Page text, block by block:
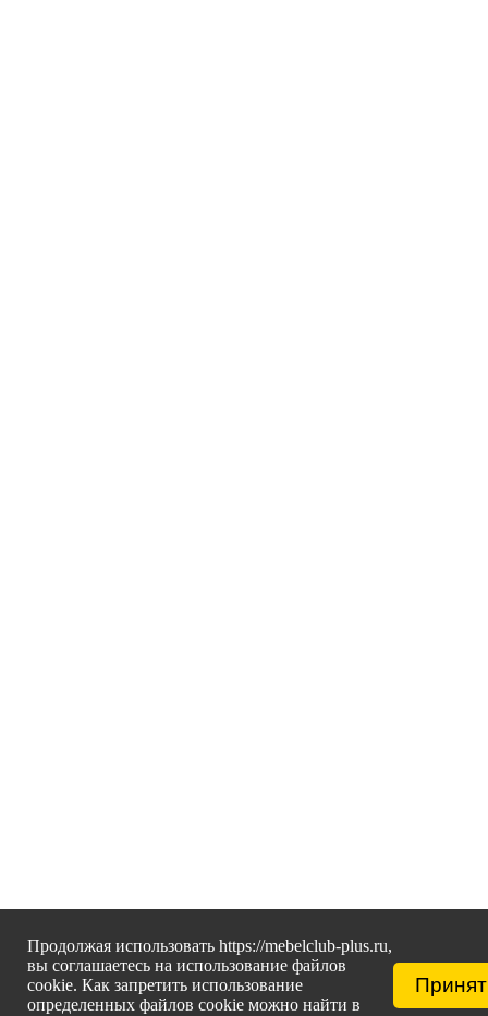
Продолжая использовать https://mebelclub-plus.ru,
вы соглашаетесь на использование файлов
cookie. Как запретить использование
определенных файлов cookie можно найти в